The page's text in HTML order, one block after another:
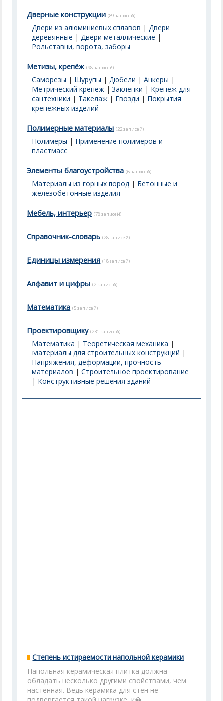
Дверные конструкции (89 записей)
Двери из алюминиевых сплавов |Двери
деревянные |Двери металлические |
Рольставни, ворота, заборы
Метизы, крепёж (98 записей)
Саморезы | Шурупы |Дюбели |Анкеры |
Метрический крепеж |Заклепки | Крепеж для
сантехники | Такелаж | Гвозди | Покрытия
крепежных изделий
Полимерные материалы (22 записей)
Полимеры | Применение полимеров и
пластмасс
Элементы благоустройства (6 записей)
Материалы из горных пород | Бетонные и
железобетонные изделия
Мебель, интерьер (78 записей)
Справочник-словарь (28 записей)
Единицы измерения (18 записей)
Алфавит и цифры (2 записей)
Математика (5 записей)
Проектировщику (231 записей)
Математика | Теоретическая механика |
Материалы для строительных конструкций |
Напряжения, деформации, прочность
материалов |Строительное проектирование
| Конструктивные решения зданий
Степень истираемости напольной керамики
Напольная керамическая плитка должна
обладать несколько другими свойствами, чем
настенная. Ведь керамика для стен не